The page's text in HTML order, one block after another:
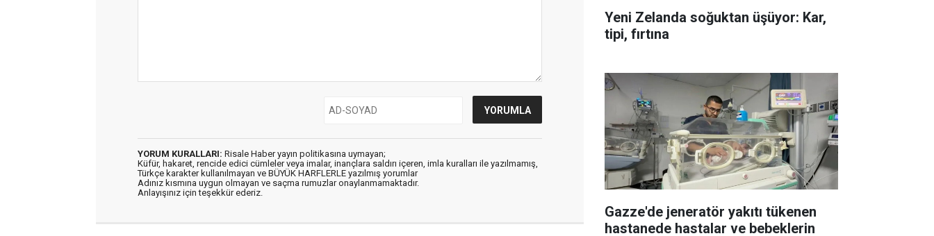
YORUM KURALLARI: Risale Haber yayın politikasına uymayan;
Küfür, hakaret, rencide edici cümleler veya imalar, inançlara saldırı içeren, imla kuralları ile yazılmamış,
Türkçe karakter kullanılmayan ve BÜYÜK HARFLERLE yazılmış yorumlar
Adınız kısmına uygun olmayan ve saçma rumuzlar onaylanmamaktadır.
Anlayışınız için teşekkür ederiz.
Yeni Zelanda soğuktan üşüyor: Kar,
tipi, fırtına
Gazze'de jeneratör yakıtı tükenen
hastanede hastalar ve bebeklerin